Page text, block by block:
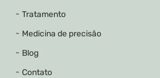
Tratamento
Medicina de precisão
Blog
Contato